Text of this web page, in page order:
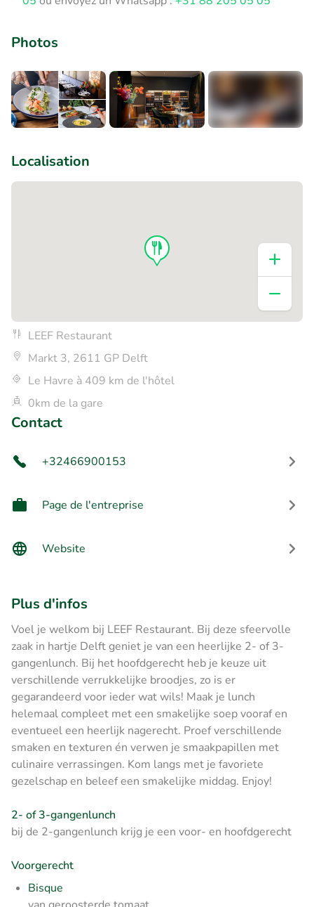
Photos
Localisation
LEEF Restaurant
Markt 3, 2611 GP Delft
Le Havre à 409 km de l'hôtel
0km de la gare
Contact
+32466900153
Page de l'entreprise
Website
Plus d'infos
Voel je welkom bij LEEF Restaurant. Bij deze sfeervolle
zaak in hartje Delft geniet je van een heerlijke 2- of 3-
gangenlunch. Bij het hoofdgerecht heb je keuze uit
verschillende verrukkelijke broodjes, zo is er
gegarandeerd voor ieder wat wils! Maak je lunch
helemaal compleet met een smakelijke soep vooraf en
eventueel een heerlijk nagerecht. Proef verschillende
smaken en texturen én verwen je smaakpapillen met
culinaire verrassingen. Kom langs met je favoriete
gezelschap en beleef een smakelijke middag. Enjoy!
2- of 3-gangenlunch
bij de 2-gangenlunch krijg je een voor- en hoofdgerecht
Voorgerecht
Bisque